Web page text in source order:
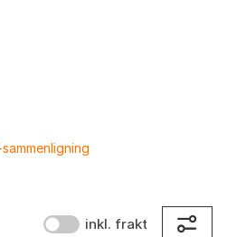
inkl. frakt